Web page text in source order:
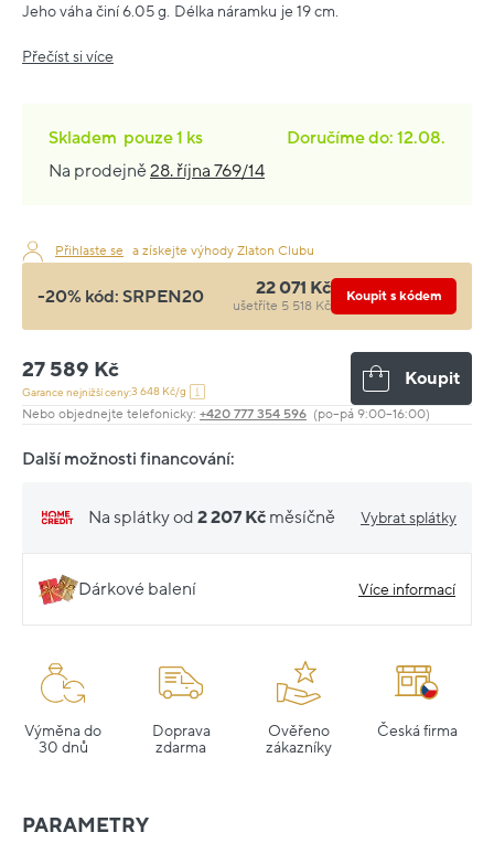
Jeho váha činí 6.05 g. Délka náramku je 19 cm.
Přečíst si více
Skladem pouze1 ks
Doručíme do: 12.08.
Na prodejně28. října 769/14
Přihlaste se a získejte výhody Zlaton Clubu
-20% kód: SRPEN20 22 071 Kč
ušetříte 5 518 Kč
Koupit s kódem
27 589 Kč
Garance nejnižší ceny:3 648 Kč/g
Koupit
Nebo objednejte telefonicky: +420 777 354 596 (po–pá 9:00–16:00)
Další možnosti financování:
Na splátky od 2 207 Kč měsíčně Vybrat splátky
Dárkové balení Více informací
Výměna do
30 dnů
Doprava
zdarma
Ověřeno
zákazníky
Česká firma
PARAMETRY